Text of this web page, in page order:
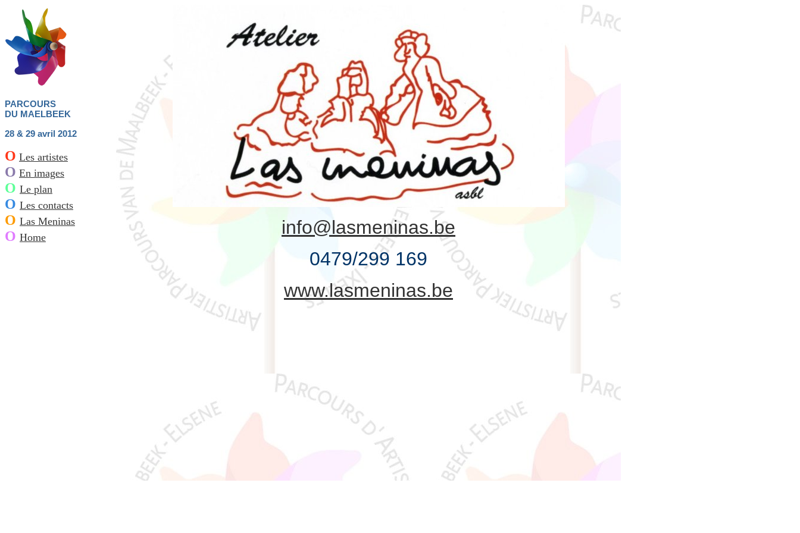
PARCOURS
DU MAELBEEK
28 & 29 avril 2012
O Les artistes
O En images
O Le plan
O Les contacts
O Las Meninas
O Home
info@lasmeninas.be
0479/299 169
www.lasmeninas.be